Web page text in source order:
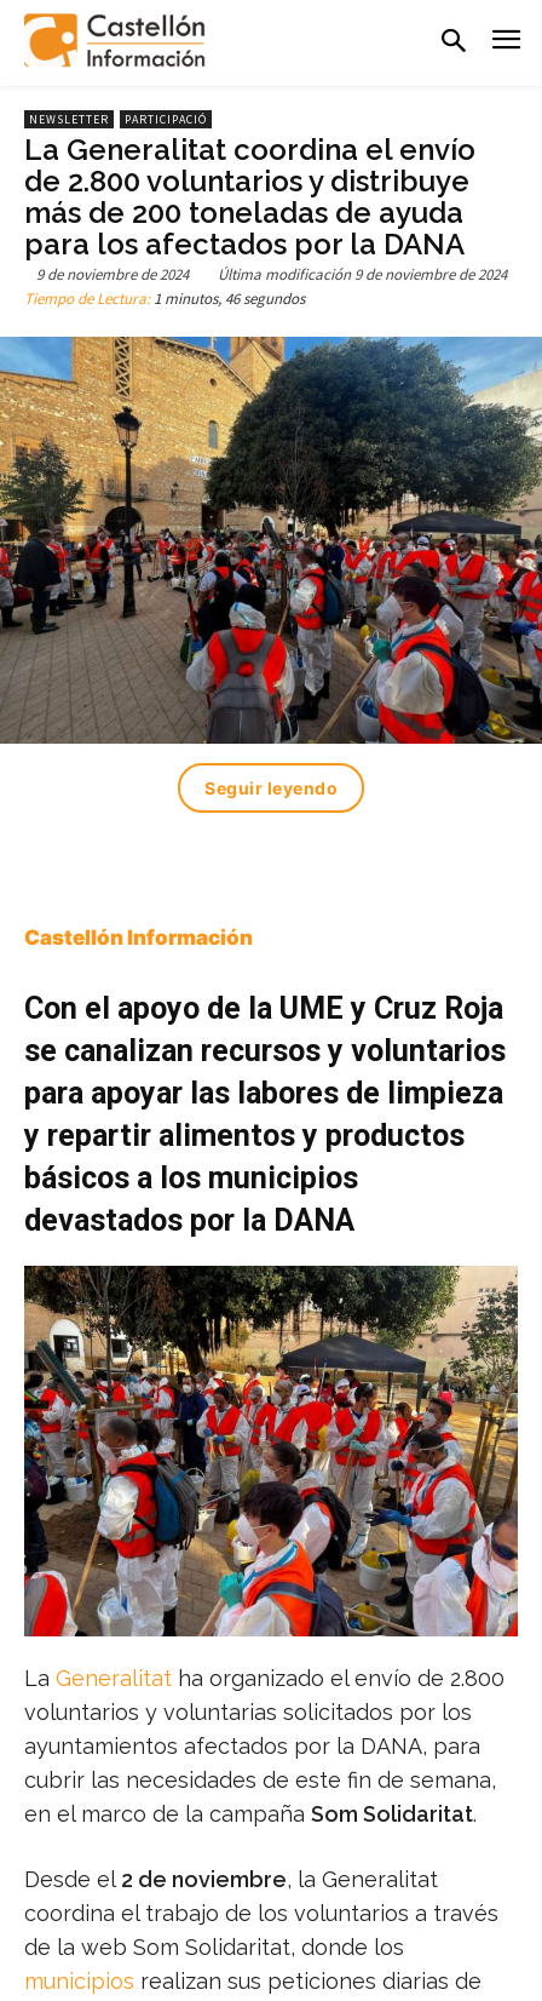
NEWSLETTER PARTICIPACIÓ
La Generalitat coordina el envío
de 2.800 voluntarios y distribuye
más de 200 toneladas de ayuda
para los afectados por la DANA
9 de noviembre de 2024 Última modificación 9 de noviembre de 2024
Tiempo de Lectura:1 minutos, 46 segundos
Seguir leyendo
Castellón Información
Con el apoyo de la UME y Cruz Roja
se canalizan recursos y voluntarios
para apoyar las labores de limpieza
y repartir alimentos y productos
básicos a los municipios
devastados por la DANA
La Generalitat ha organizado el envío de 2.800
voluntarios y voluntarias solicitados por los
ayuntamientos afectados por la DANA, para
cubrir las necesidades de este fin de semana,
en el marco de la campaña Som Solidaritat.
Desde el 2 de noviembre, la Generalitat
coordina el trabajo de los voluntarios a través
de la web Som Solidaritat, donde los
municipios realizan sus peticiones diarias de